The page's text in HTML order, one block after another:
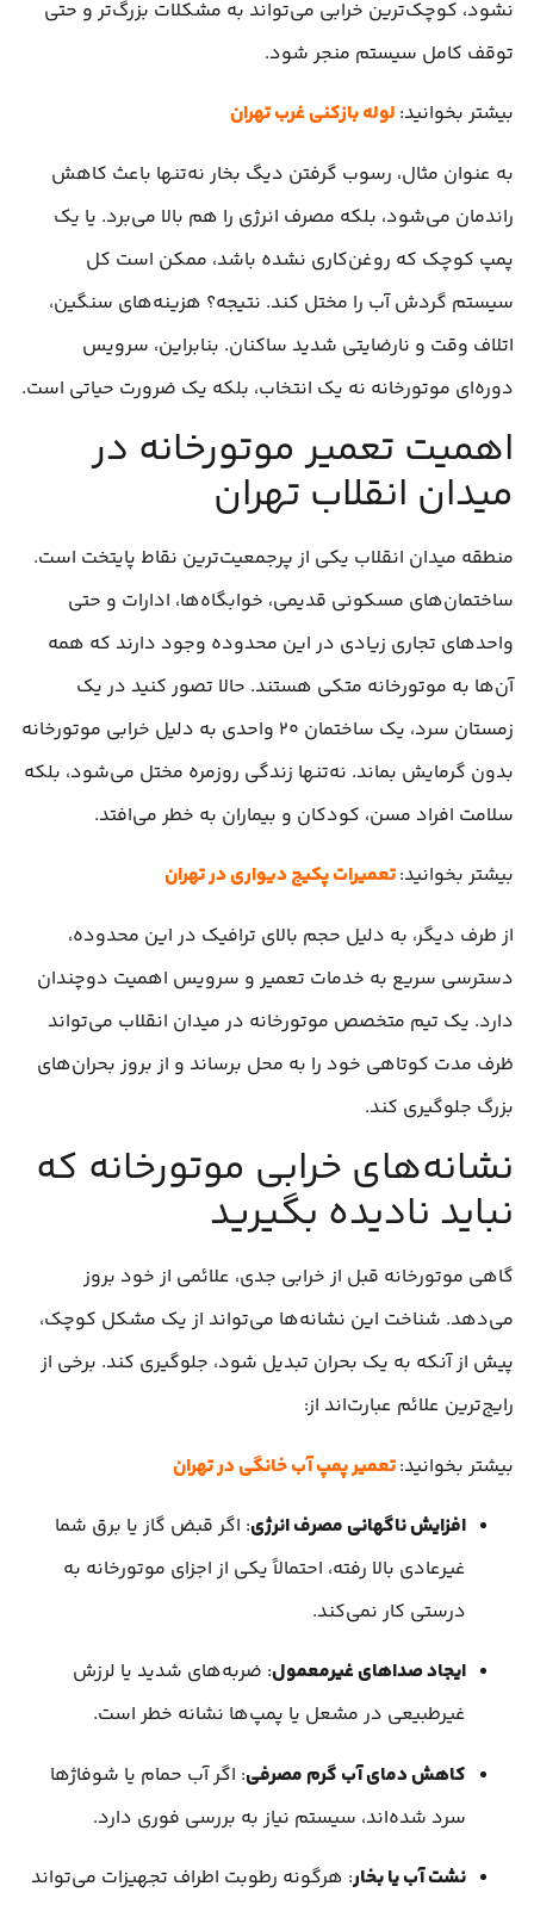
نشود، کوچک‌ترین خرابی می‌تواند به مشکلات بزرگ‌تر و حتی
توقف کامل سیستم منجر شود.
بیشتر بخوانید: لوله بازکنی غرب تهران
به عنوان مثال، رسوب گرفتن دیگ بخار نه‌تنها باعث کاهش
راندمان می‌شود، بلکه مصرف انرژی را هم بالا می‌برد. یا یک
پمپ کوچک که روغن‌کاری نشده باشد، ممکن است کل
سیستم گردش آب را مختل کند. نتیجه؟ هزینه‌های سنگین،
اتلاف وقت و نارضایتی شدید ساکنان. بنابراین، سرویس
دوره‌ای موتورخانه نه یک انتخاب، بلکه یک ضرورت حیاتی است.
اهمیت تعمیر موتورخانه در
میدان انقلاب تهران
منطقه میدان انقلاب یکی از پرجمعیت‌ترین نقاط پایتخت است.
ساختمان‌های مسکونی قدیمی، خوابگاه‌ها، ادارات و حتی
واحدهای تجاری زیادی در این محدوده وجود دارند که همه
آن‌ها به موتورخانه متکی هستند. حالا تصور کنید در یک
زمستان سرد، یک ساختمان ۲۰ واحدی به دلیل خرابی موتورخانه
بدون گرمایش بماند. نه‌تنها زندگی روزمره مختل می‌شود، بلکه
سلامت افراد مسن، کودکان و بیماران به خطر می‌افتد.
بیشتر بخوانید:تعمیرات پکیج دیواری در تهران
از طرف دیگر، به دلیل حجم بالای ترافیک در این محدوده،
دسترسی سریع به خدمات تعمیر و سرویس اهمیت دوچندان
دارد. یک تیم متخصص موتورخانه در میدان انقلاب می‌تواند
ظرف مدت کوتاهی خود را به محل برساند و از بروز بحران‌های
بزرگ جلوگیری کند.
نشانه‌های خرابی موتورخانه که
نباید نادیده بگیرید
گاهی موتورخانه قبل از خرابی جدی، علائمی از خود بروز
می‌دهد. شناخت این نشانه‌ها می‌تواند از یک مشکل کوچک،
پیش از آنکه به یک بحران تبدیل شود، جلوگیری کند. برخی از
رایج‌ترین علائم عبارت‌اند از:
بیشتر بخوانید:تعمیر پمپ آب خانگی در تهران
افزایش ناگهانی مصرف انرژی: اگر قبض گاز یا برق شما
غیرعادی بالا رفته، احتمالاً یکی از اجزای موتورخانه به
درستی کار نمی‌کند.
ایجاد صداهای غیرمعمول: ضربه‌های شدید یا لرزش
غیرطبیعی در مشعل یا پمپ‌ها نشانه خطر است.
کاهش دمای آب گرم مصرفی: اگر آب حمام یا شوفاژها
سرد شده‌اند، سیستم نیاز به بررسی فوری دارد.
نشت آب یا بخار: هرگونه رطوبت اطراف تجهیزات می‌تواند